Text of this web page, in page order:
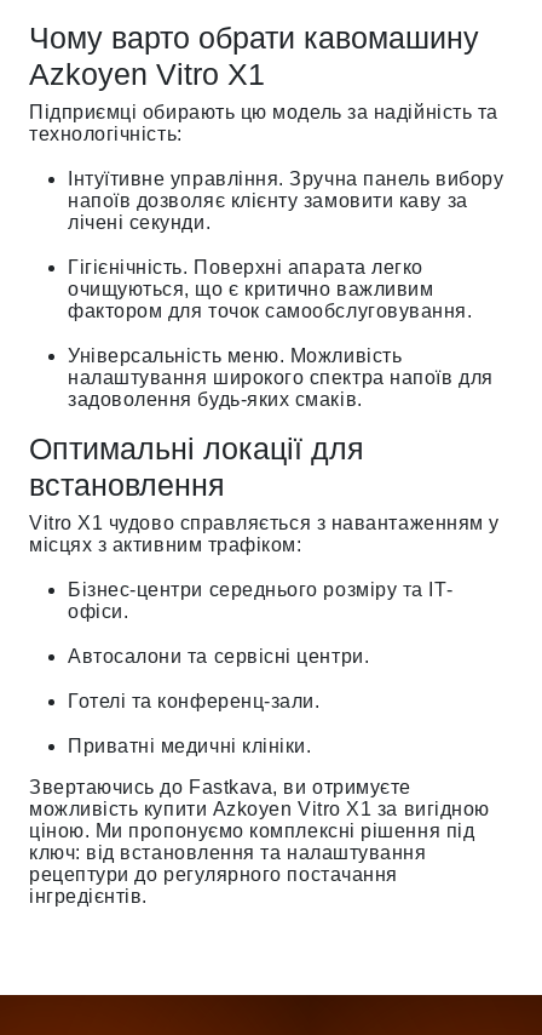
Чому варто обрати кавомашину
Azkoyen Vitro X1
Підприємці обирають цю модель за надійність та
технологічність:
Інтуїтивне управління. Зручна панель вибору
напоїв дозволяє клієнту замовити каву за
лічені секунди.
Гігієнічність. Поверхні апарата легко
очищуються, що є критично важливим
фактором для точок самообслуговування.
Універсальність меню. Можливість
налаштування широкого спектра напоїв для
задоволення будь-яких смаків.
Оптимальні локації для
встановлення
Vitro X1 чудово справляється з навантаженням у
місцях з активним трафіком:
Бізнес-центри середнього розміру та IT-
офіси.
Автосалони та сервісні центри.
Готелі та конференц-зали.
Приватні медичні клініки.
Звертаючись до Fastkava, ви отримуєте
можливість купити Azkoyen Vitro X1 за вигідною
ціною. Ми пропонуємо комплексні рішення під
ключ: від встановлення та налаштування
рецептури до регулярного постачання
інгредієнтів.